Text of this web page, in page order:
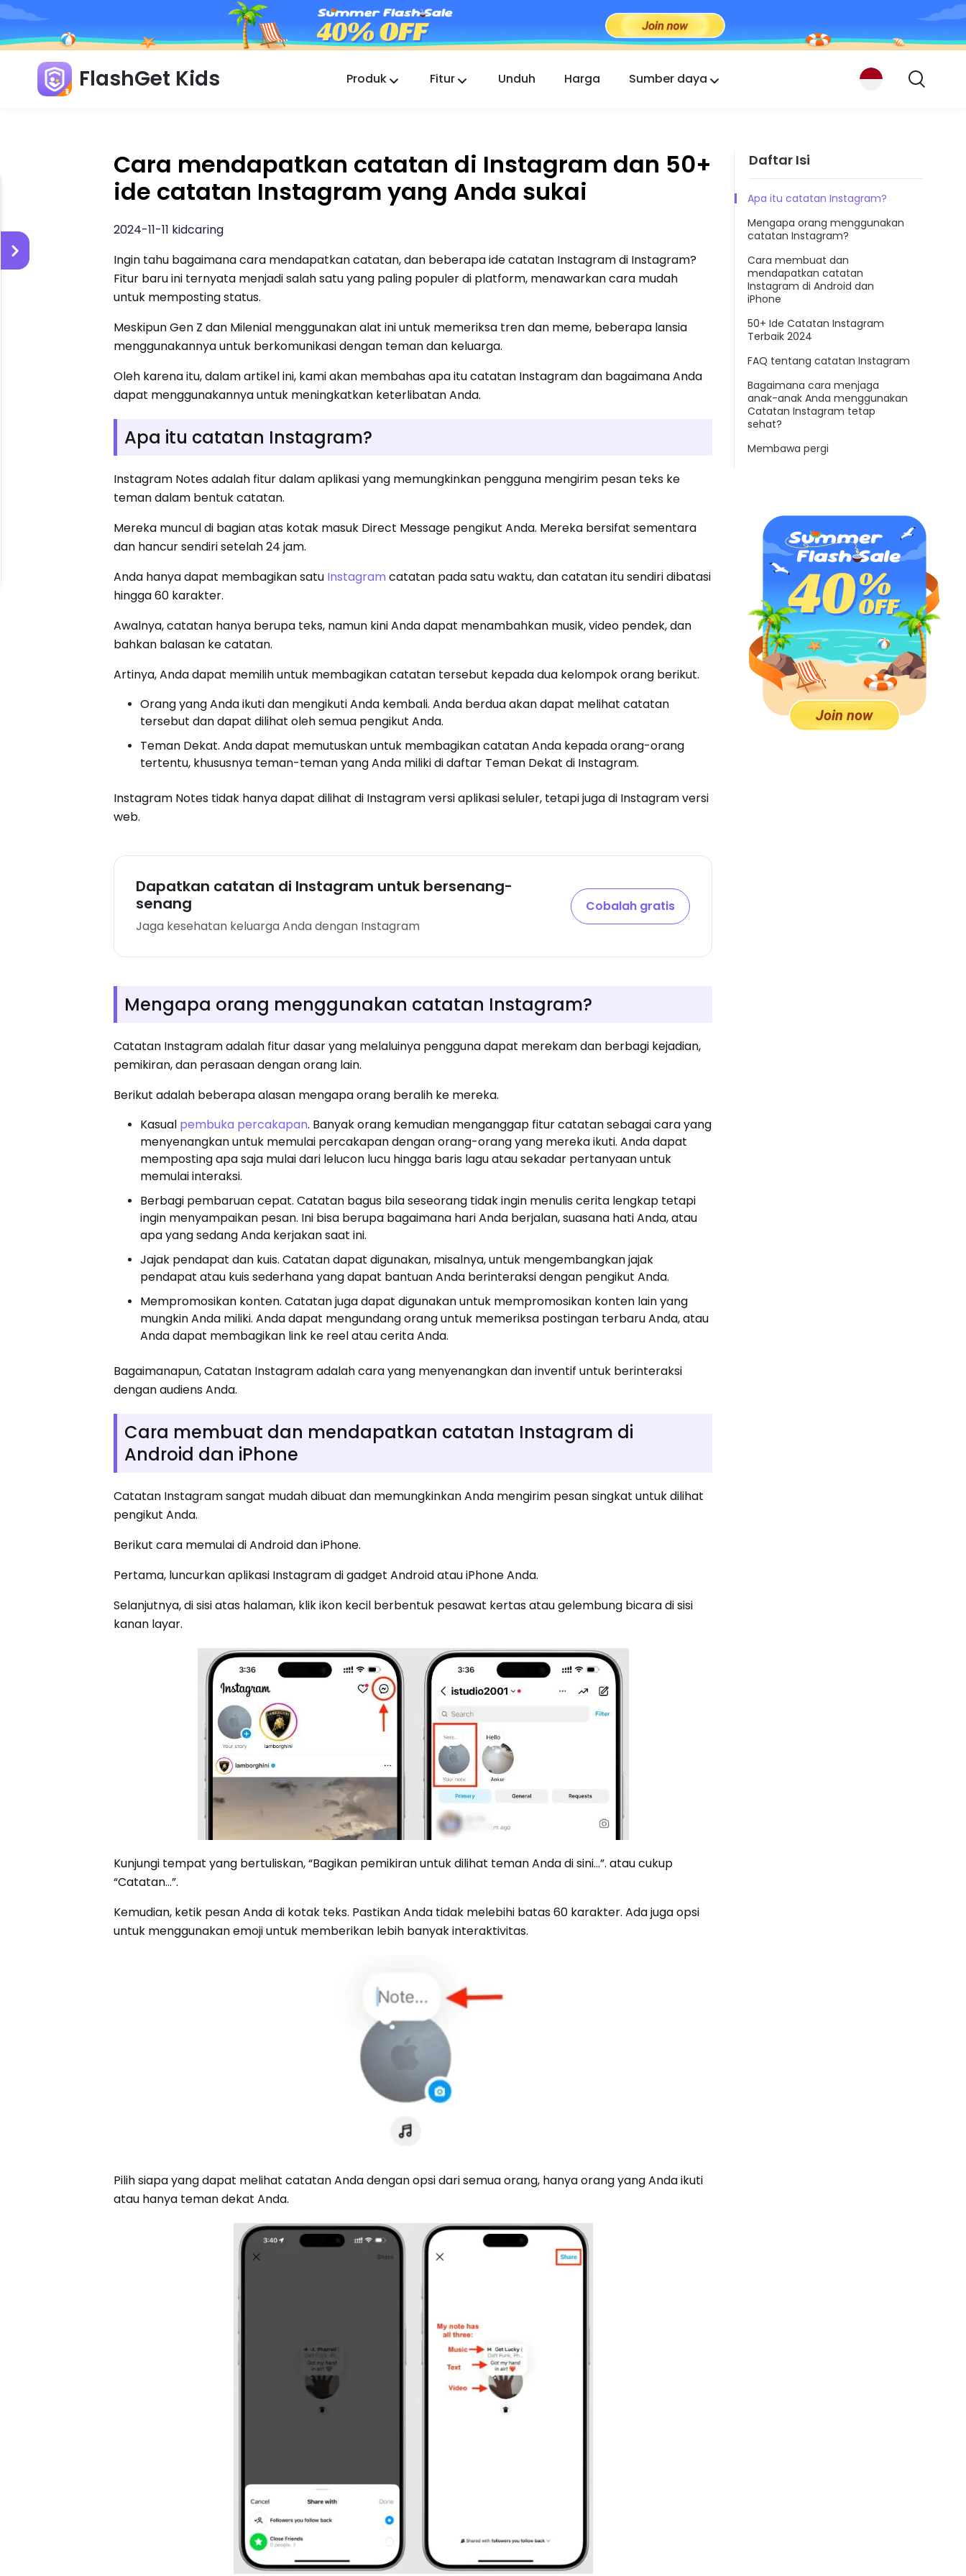
FlashGet Kids Produk
FlashGet Finder
Keamanan anti-pencurian ponsel Anda,
tanggung jawab kami.
Fitur Unduh Harga Sumber daya
Cara mendapatkan catatan di Instagram dan 50+
ide catatan Instagram yang Anda sukai
2024-11-11 kidcaring
Ingin tahu bagaimana cara mendapatkan catatan, dan beberapa ide catatan Instagram di Instagram?
Fitur baru ini ternyata menjadi salah satu yang paling populer di platform, menawarkan cara mudah
untuk memposting status.
Meskipun Gen Z dan Milenial menggunakan alat ini untuk memeriksa tren dan meme, beberapa lansia
menggunakannya untuk berkomunikasi dengan teman dan keluarga.
Oleh karena itu, dalam artikel ini, kami akan membahas apa itu catatan Instagram dan bagaimana Anda
dapat menggunakannya untuk meningkatkan keterlibatan Anda.
Apa itu catatan Instagram?
Instagram Notes adalah fitur dalam aplikasi yang memungkinkan pengguna mengirim pesan teks ke
teman dalam bentuk catatan.
Mereka muncul di bagian atas kotak masuk Direct Message pengikut Anda. Mereka bersifat sementara
dan hancur sendiri setelah 24 jam.
Anda hanya dapat membagikan satu Instagram catatan pada satu waktu, dan catatan itu sendiri dibatasi
hingga 60 karakter.
Awalnya, catatan hanya berupa teks, namun kini Anda dapat menambahkan musik, video pendek, dan
bahkan balasan ke catatan.
Artinya, Anda dapat memilih untuk membagikan catatan tersebut kepada dua kelompok orang berikut.
Orang yang Anda ikuti dan mengikuti Anda kembali. Anda berdua akan dapat melihat catatan
tersebut dan dapat dilihat oleh semua pengikut Anda.
Teman Dekat. Anda dapat memutuskan untuk membagikan catatan Anda kepada orang-orang
tertentu, khususnya teman-teman yang Anda miliki di daftar Teman Dekat di Instagram.
Instagram Notes tidak hanya dapat dilihat di Instagram versi aplikasi seluler, tetapi juga di Instagram versi
web.
Dapatkan catatan di Instagram untuk bersenang-
senang
Jaga kesehatan keluarga Anda dengan Instagram
Cobalah gratis
Mengapa orang menggunakan catatan Instagram?
Catatan Instagram adalah fitur dasar yang melaluinya pengguna dapat merekam dan berbagi kejadian,
pemikiran, dan perasaan dengan orang lain.
Berikut adalah beberapa alasan mengapa orang beralih ke mereka.
Kasual pembuka percakapan. Banyak orang kemudian menganggap fitur catatan sebagai cara yang
menyenangkan untuk memulai percakapan dengan orang-orang yang mereka ikuti. Anda dapat
memposting apa saja mulai dari lelucon lucu hingga baris lagu atau sekadar pertanyaan untuk
memulai interaksi.
Berbagi pembaruan cepat. Catatan bagus bila seseorang tidak ingin menulis cerita lengkap tetapi
ingin menyampaikan pesan. Ini bisa berupa bagaimana hari Anda berjalan, suasana hati Anda, atau
apa yang sedang Anda kerjakan saat ini.
Jajak pendapat dan kuis. Catatan dapat digunakan, misalnya, untuk mengembangkan jajak
pendapat atau kuis sederhana yang dapat bantuan Anda berinteraksi dengan pengikut Anda.
Mempromosikan konten. Catatan juga dapat digunakan untuk mempromosikan konten lain yang
mungkin Anda miliki. Anda dapat mengundang orang untuk memeriksa postingan terbaru Anda, atau
Anda dapat membagikan link ke reel atau cerita Anda.
Bagaimanapun, Catatan Instagram adalah cara yang menyenangkan dan inventif untuk berinteraksi
dengan audiens Anda.
Cara membuat dan mendapatkan catatan Instagram di
Android dan iPhone
Catatan Instagram sangat mudah dibuat dan memungkinkan Anda mengirim pesan singkat untuk dilihat
pengikut Anda.
Berikut cara memulai di Android dan iPhone.
Pertama, luncurkan aplikasi Instagram di gadget Android atau iPhone Anda.
Selanjutnya, di sisi atas halaman, klik ikon kecil berbentuk pesawat kertas atau gelembung bicara di sisi
kanan layar.
Kunjungi tempat yang bertuliskan, “Bagikan pemikiran untuk dilihat teman Anda di sini…”. atau cukup
“Catatan…”.
Kemudian, ketik pesan Anda di kotak teks. Pastikan Anda tidak melebihi batas 60 karakter. Ada juga opsi
untuk menggunakan emoji untuk memberikan lebih banyak interaktivitas.
Pilih siapa yang dapat melihat catatan Anda dengan opsi dari semua orang, hanya orang yang Anda ikuti
atau hanya teman dekat Anda.
Daftar Isi
Apa itu catatan Instagram?
Mengapa orang menggunakan
catatan Instagram?
Cara membuat dan
mendapatkan catatan
Instagram di Android dan
iPhone
50+ Ide Catatan Instagram
Terbaik 2024
FAQ tentang catatan Instagram
Bagaimana cara menjaga
anak-anak Anda menggunakan
Catatan Instagram tetap
sehat?
Membawa pergi